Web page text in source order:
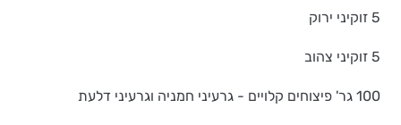
5 זוקיני ירוק
5 זוקיני צהוב
100 גר' פיצוחים קלויים - גרעיני חמניה וגרעיני דלעת